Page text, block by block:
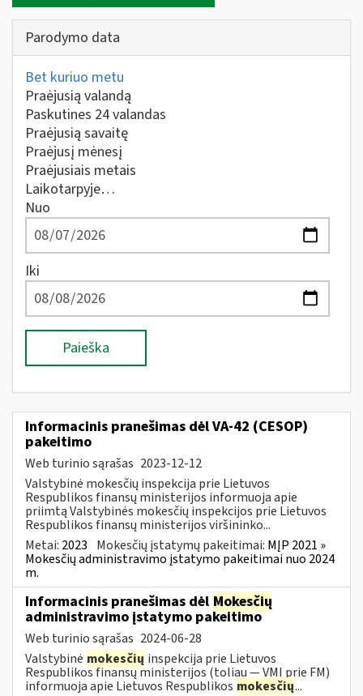
Parodymo data
Bet kuriuo metu
Praėjusią valandą
Paskutines 24 valandas
Praėjusią savaitę
Praėjusį mėnesį
Praėjusiais metais
Laikotarpyje…
Nuo
Iki
Paieška
Informacinis pranešimas dėl VA-42 (CESOP)
pakeitimo
Web turinio sąrašas 2023-12-12
Valstybinė mokesčių inspekcija prie Lietuvos
Respublikos finansų ministerijos informuoja apie
priimtą Valstybinės mokesčių inspekcijos prie Lietuvos
Respublikos finansų ministerijos viršininko...
Metai: 2023 Mokesčių įstatymų pakeitimai: MĮP 2021 »
Mokesčių administravimo įstatymo pakeitimai nuo 2024
m.
Informacinis pranešimas dėl Mokesčių
administravimo įstatymo pakeitimo
Web turinio sąrašas 2024-06-28
Valstybinė mokesčių inspekcija prie Lietuvos
Respublikos finansų ministerijos (toliau — VMI prie FM)
informuoja apie Lietuvos Respublikos mokesčių...